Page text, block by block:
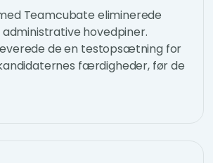
Teamcubate eliminerede
hovedpiner.
de en testopsætning for
færdigheder, før de